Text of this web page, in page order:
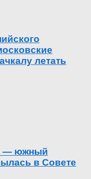
летать
— южный
в Совете